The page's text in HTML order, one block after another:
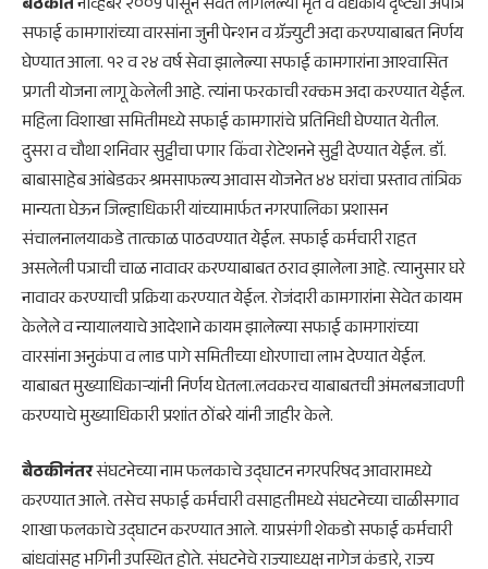
सफाई कामगारांच्या वारसांना जुनी पेन्शन व ग्रॅज्युटी अदा करण्याबाबत निर्णय
घेण्यात आला. १२ व २४ वर्ष सेवा झालेल्या सफाई कामगारांना आश्‍वासित
प्रगती योजना लागू केलेली आहे. त्यांना फरकाची रक्कम अदा करण्यात येईल.
महिला विशाखा समितीमध्ये सफाई कामगारांचे प्रतिनिधी घेण्यात येतील.
दुसरा व चौथा शनिवार सुट्टीचा पगार किंवा रोटेशनने सुट्टी देण्यात येईल. डॉ.
बाबासाहेब आंबेडकर श्रमसाफल्य आवास योजनेत ४४ घरांचा प्रस्ताव तांत्रिक
मान्यता घेऊन जिल्हाधिकारी यांच्यामार्फत नगरपालिका प्रशासन
संचालनालयाकडे तात्काळ पाठवण्यात येईल. सफाई कर्मचारी राहत
असलेली पत्राची चाळ नावावर करण्याबाबत ठराव झालेला आहे. त्यानुसार घरे
नावावर करण्याची प्रक्रिया करण्यात येईल. रोजंदारी कामगारांना सेवेत कायम
केलेले व न्यायालयाचे आदेशाने कायम झालेल्या सफाई कामगारांच्या
वारसांना अनुकंपा व लाड पागे समितीच्या धोरणाचा लाभ देण्यात येईल.
याबाबत मुख्याधिकाऱ्यांनी निर्णय घेतला.लवकरच याबाबतची अंमलबजावणी
करण्याचे मुख्याधिकारी प्रशांत ठोंबरे यांनी जाहीर केले.
बैठकीनंतरसंघटनेच्या नाम फलकाचे उद्घाटन नगरपरिषद आवारामध्ये
करण्यात आले. तसेच सफाई कर्मचारी वसाहतीमध्ये संघटनेच्या चाळीसगाव
शाखा फलकाचे उद्घाटन करण्यात आले. याप्रसंगी शेकडो सफाई कर्मचारी
बांधवांसह भगिनी उपस्थित होते. संघटनेचे राज्याध्यक्ष नागेज कंडारे, राज्य